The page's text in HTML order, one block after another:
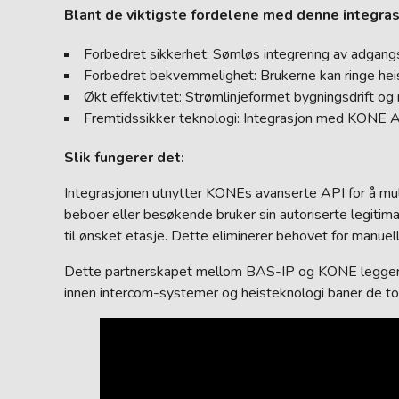
Blant de viktigste fordelene med denne
Forbedret sikkerhet: Sømløs integrering av
Forbedret bekvemmelighet: Brukerne kan ringe
Økt effektivitet: Strømlinjeformet bygningsdrift og
Fremtidssikker teknologi: Integrasjon med
Slik fungerer det:
Integrasjonen utnytter KONEs avanserte API for å
beboer eller besøkende bruker sin autoriserte
til ønsket etasje. Dette eliminerer behovet for
Dette partnerskapet mellom BAS-IP og KONE
innen intercom-systemer og heisteknologi baner de